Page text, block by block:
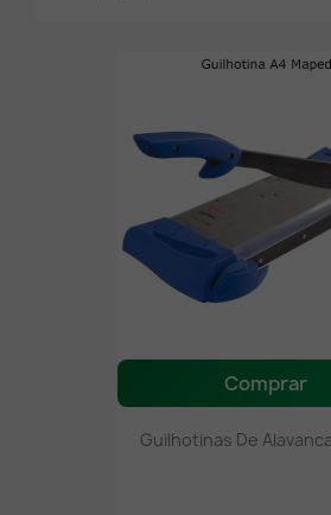
Comprar
Guilhotinas De